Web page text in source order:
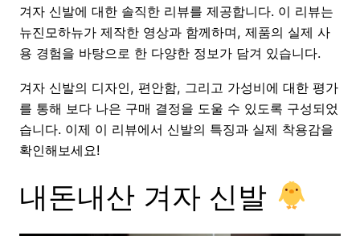
겨자 신발에 대한 솔직한 리뷰를 제공합니다. 이 리뷰는
뉴진모하뉴가 제작한 영상과 함께하며, 제품의 실제 사
용 경험을 바탕으로 한 다양한 정보가 담겨 있습니다.
겨자 신발의 디자인, 편안함, 그리고 가성비에 대한 평가
를 통해 보다 나은 구매 결정을 도울 수 있도록 구성되었
습니다. 이제 이 리뷰에서 신발의 특징과 실제 착용감을
확인해보세요!
내돈내산 겨자 신발